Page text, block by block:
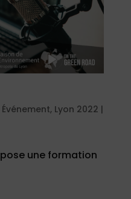
Événement, Lyon 2022 |
une formation